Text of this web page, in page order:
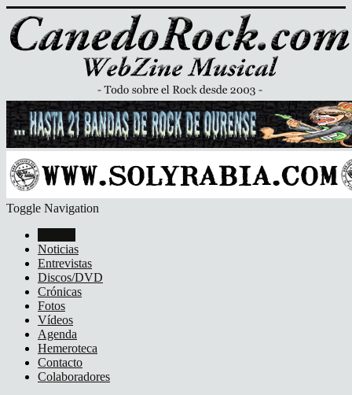
Toggle Navigation
Noticias
Entrevistas
Discos/DVD
Crónicas
Fotos
Vídeos
Agenda
Hemeroteca
Contacto
Colaboradores